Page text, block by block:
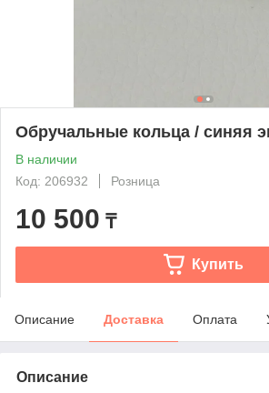
Обручальные кольца / синяя
В наличии
Код: 206932
Розница
10 500 ₸
Купить
Описание Доставка Оплата
Описание